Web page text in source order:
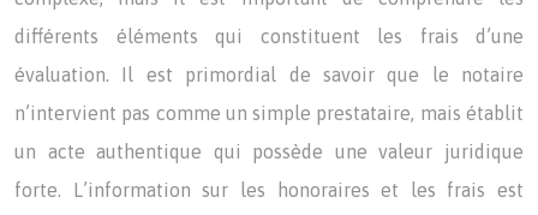
différents éléments qui constituent les frais d’une
évaluation. Il est primordial de savoir que le notaire
n’intervient pas comme un simple prestataire, mais établit
un acte authentique qui possède une valeur juridique
forte. L’information sur les honoraires et les frais est